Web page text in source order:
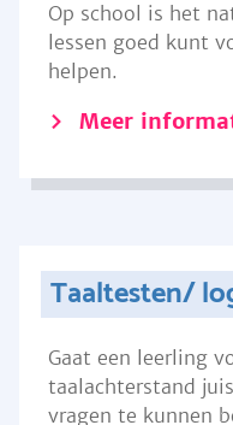
Op school is het
lessen goed kunt
helpen.
Meer
Taaltesten/
Gaat een leerling
taalachterstand
vragen te kunnen